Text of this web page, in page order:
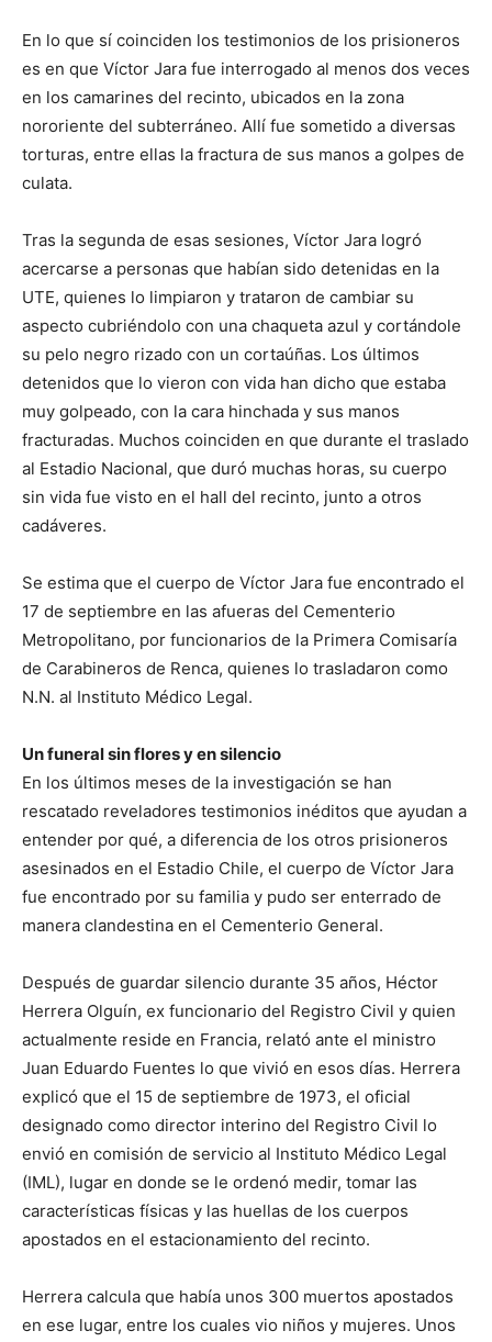
En lo que sí coinciden los testimonios de los prisioneros
es en que Víctor Jara fue interrogado al menos dos veces
en los camarines del recinto, ubicados en la zona
nororiente del subterráneo. Allí fue sometido a diversas
torturas, entre ellas la fractura de sus manos a golpes de
culata.
Tras la segunda de esas sesiones, Víctor Jara logró
acercarse a personas que habían sido detenidas en la
UTE, quienes lo limpiaron y trataron de cambiar su
aspecto cubriéndolo con una chaqueta azul y cortándole
su pelo negro rizado con un cortaúñas. Los últimos
detenidos que lo vieron con vida han dicho que estaba
muy golpeado, con la cara hinchada y sus manos
fracturadas. Muchos coinciden en que durante el traslado
al Estadio Nacional, que duró muchas horas, su cuerpo
sin vida fue visto en el hall del recinto, junto a otros
cadáveres.
Se estima que el cuerpo de Víctor Jara fue encontrado el
17 de septiembre en las afueras del Cementerio
Metropolitano, por funcionarios de la Primera Comisaría
de Carabineros de Renca, quienes lo trasladaron como
N.N. al Instituto Médico Legal.
Un funeral sin flores y en silencio
En los últimos meses de la investigación se han
rescatado reveladores testimonios inéditos que ayudan a
entender por qué, a diferencia de los otros prisioneros
asesinados en el Estadio Chile, el cuerpo de Víctor Jara
fue encontrado por su familia y pudo ser enterrado de
manera clandestina en el Cementerio General.
Después de guardar silencio durante 35 años, Héctor
Herrera Olguín, ex funcionario del Registro Civil y quien
actualmente reside en Francia, relató ante el ministro
Juan Eduardo Fuentes lo que vivió en esos días. Herrera
explicó que el 15 de septiembre de 1973, el oficial
designado como director interino del Registro Civil lo
envió en comisión de servicio al Instituto Médico Legal
(IML), lugar en donde se le ordenó medir, tomar las
características físicas y las huellas de los cuerpos
apostados en el estacionamiento del recinto.
Herrera calcula que había unos 300 muertos apostados
en ese lugar, entre los cuales vio niños y mujeres. Unos